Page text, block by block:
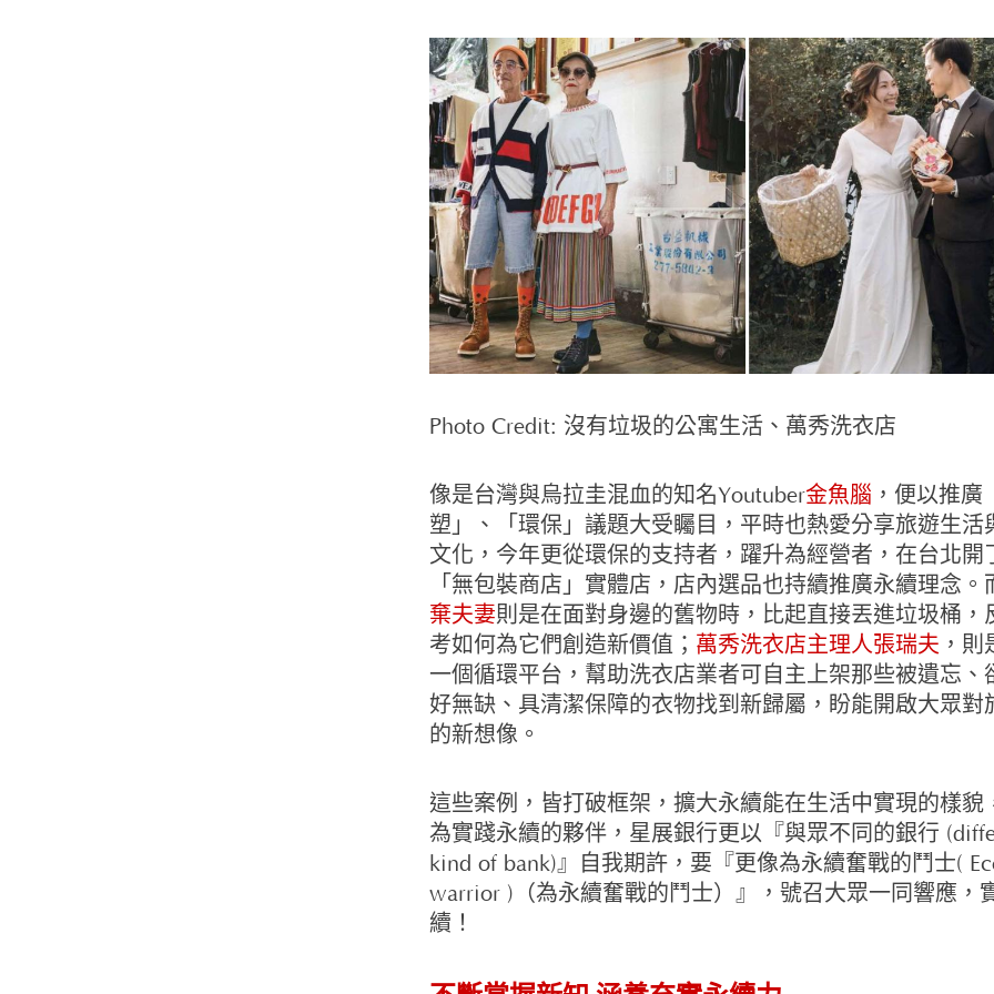
Photo Credit: 沒有垃圾的公寓生活、萬秀洗衣店
像是台灣與烏拉圭混血的知名Youtuber金魚腦 ，便以推廣
塑」、「環保」議題大受矚目，平時也熱愛分享旅遊生活
文化，今年更從環保的支持者，躍升為經營者，在台北開
「無包裝商店」實體店，店內選品也持續推廣永續理念。
棄夫妻則是在面對身邊的舊物時，比起直接丟進垃圾桶，
考如何為它們創造新價值； 萬秀洗衣店主理人張瑞夫 ，
一個循環平台，幫助洗衣店業者可自主上架那些被遺忘、
好無缺、具清潔保障的衣物找到新歸屬，盼能開啟大眾對
的新想像。
這些案例，皆打破框架，擴大永續能在生活中實現的樣貌
為實踐永續的夥伴，星展銀行更以『與眾不同的銀行
kind of bank)』自我期許，要『更像為永續奮戰的鬥士(
warrior )（為永續奮戰的鬥士）』，號召大眾一同響應，
續！